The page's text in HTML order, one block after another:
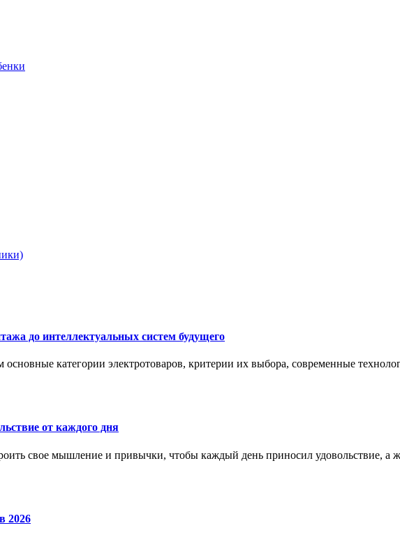
до интеллектуальных систем будущего
категории электротоваров, критерии их выбора, современные
от каждого дня
свое мышление и привычки, чтобы каждый день приносил удовольствие, а
2026